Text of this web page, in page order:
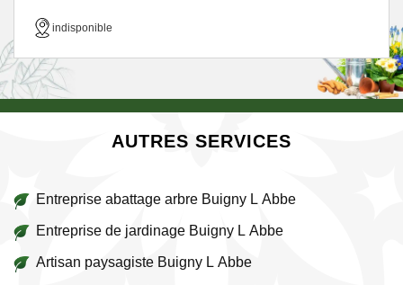
indisponible
AUTRES SERVICES
Entreprise abattage arbre Buigny L Abbe
Entreprise de jardinage Buigny L Abbe
Artisan paysagiste Buigny L Abbe